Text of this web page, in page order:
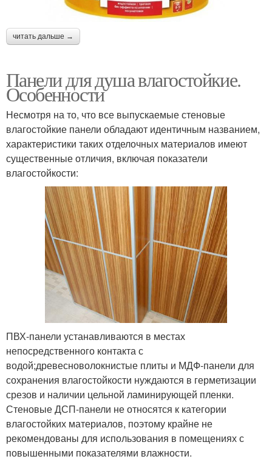
читать дальше →
Панели для душа влагостойкие.
Особенности
Несмотря на то, что все выпускаемые стеновые
влагостойкие панели обладают идентичным названием,
характеристики таких отделочных материалов имеют
существенные отличия, включая показатели
влагостойкости:
ПВХ-панели устанавливаются в местах
непосредственного контакта с
водой;древесноволокнистые плиты и МДФ-панели для
сохранения влагостойкости нуждаются в герметизации
срезов и наличии цельной ламинирующей пленки.
Стеновые ДСП-панели не относятся к категории
влагостойких материалов, поэтому крайне не
рекомендованы для использования в помещениях с
повышенными показателями влажности.